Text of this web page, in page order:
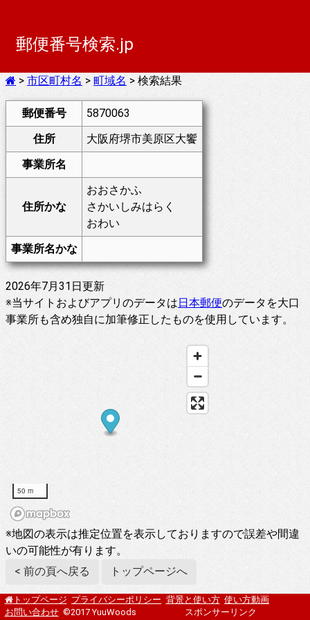
郵便番号検索.jp
> 市区町村名 > 町域名 > 検索結果
郵便番号
5870063
住所
大阪府堺市美原区大饗
事業所名
住所かな
おおさかふ
さかいしみはらく
おわい
事業所名かな
2026年7月31日更新
※当サイトおよびアプリのデータは日本郵便のデータを大口
事業所も含め独自に加筆修正したものを使用しています。
50 m
※地図の表示は推定位置を表示しておりますので誤差や間違
いの可能性が有ります。
< 前の頁へ戻る
トップページへ
トップページ プライバシーポリシー 背景と使い方 使い方動画
お問い合わせ ©2017 YuuWoods スポンサーリンク